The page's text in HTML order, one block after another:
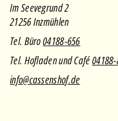
Im Seevegrund 2
21256 Inzmühlen
Tel. Büro04188-656
Tel. Hofladen und Café04188-
info@cassenshof.de